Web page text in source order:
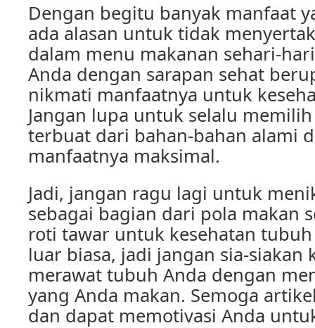
Dengan begitu banyak manfaat
ada alasan untuk tidak
dalam menu makanan sehari-
Anda dengan sarapan sehat
nikmati manfaatnya untuk
Jangan lupa untuk selalu
terbuat dari bahan-bahan alami
manfaatnya maksimal.
Jadi, jangan ragu lagi untuk
sebagai bagian dari pola makan
roti tawar untuk kesehatan
luar biasa, jadi jangan sia-siakan
merawat tubuh Anda dengan
yang Anda makan. Semoga
dan dapat memotivasi Anda